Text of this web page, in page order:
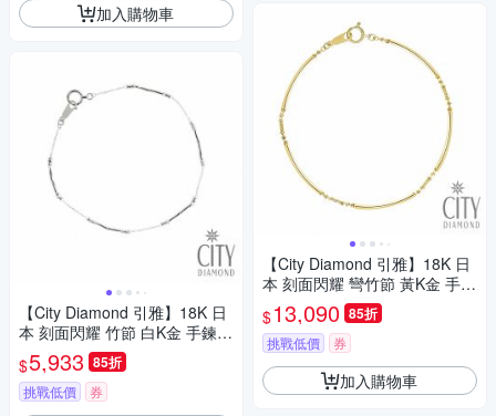
加入購物車
【City Diamond 引雅】18K 日
本 刻面閃耀 竹節 白K金 手鍊
(東京Yuki表參道系列)
$5,933 85折
挑戰低價 券
【City Diamond 引雅】18K 日
本 刻面閃耀 彎竹節 黃K金 手鍊
(東京Yuki表參道系列)
$13,090 85折
挑戰低價 券
加入購物車